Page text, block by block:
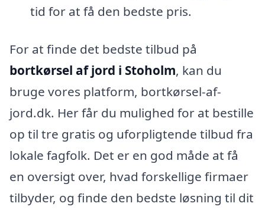
tid for at få den bedste pris.
For at finde det bedste tilbud på
bortkørsel af jord i Stoholm, kan du
bruge vores platform, bortkørsel-af-
jord.dk. Her får du mulighed for at bestille
op til tre gratis og uforpligtende tilbud fra
lokale fagfolk. Det er en god måde at få
en oversigt over, hvad forskellige firmaer
tilbyder, og finde den bedste løsning til dit